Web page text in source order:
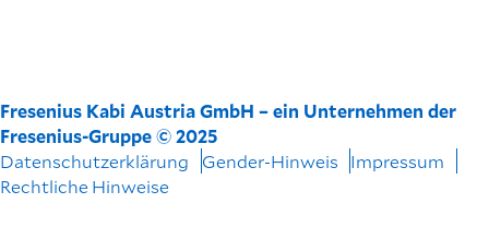
Fresenius Kabi Austria GmbH – ein Unternehmen der
Fresenius-Gruppe © 2025
Datenschutzerklärung
Gender-Hinweis
Impressum
Rechtliche Hinweise